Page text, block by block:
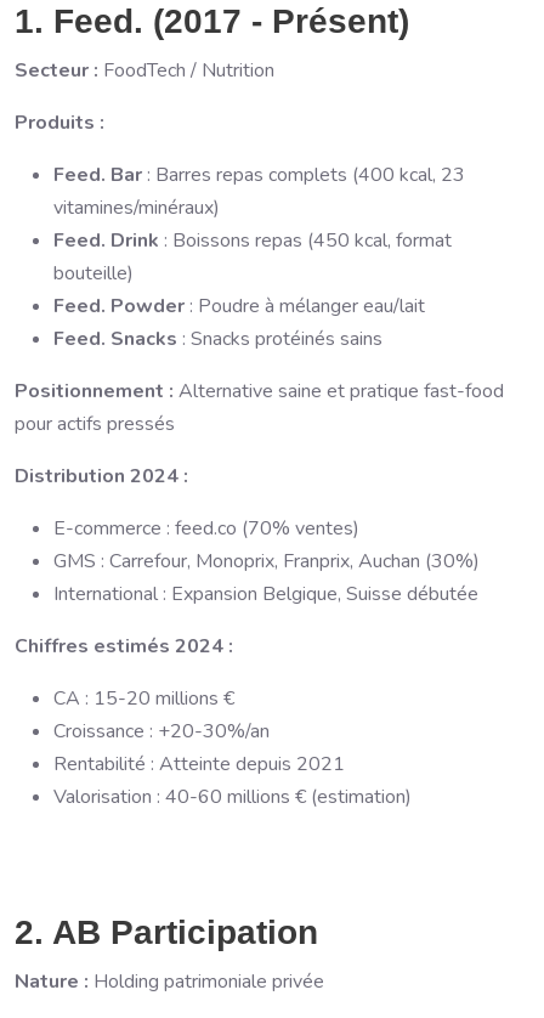
1. Feed. (2017 - Présent)
Secteur : FoodTech / Nutrition
Produits :
Feed. Bar : Barres repas complets (400 kcal, 23
vitamines/minéraux)
Feed. Drink : Boissons repas (450 kcal, format
bouteille)
Feed. Powder : Poudre à mélanger eau/lait
Feed. Snacks : Snacks protéinés sains
Positionnement : Alternative saine et pratique fast-food
pour actifs pressés
Distribution 2024 :
E-commerce : feed.co (70% ventes)
GMS : Carrefour, Monoprix, Franprix, Auchan (30%)
International : Expansion Belgique, Suisse débutée
Chiffres estimés 2024 :
CA : 15-20 millions €
Croissance : +20-30%/an
Rentabilité : Atteinte depuis 2021
Valorisation : 40-60 millions € (estimation)
2. AB Participation
Nature : Holding patrimoniale privée